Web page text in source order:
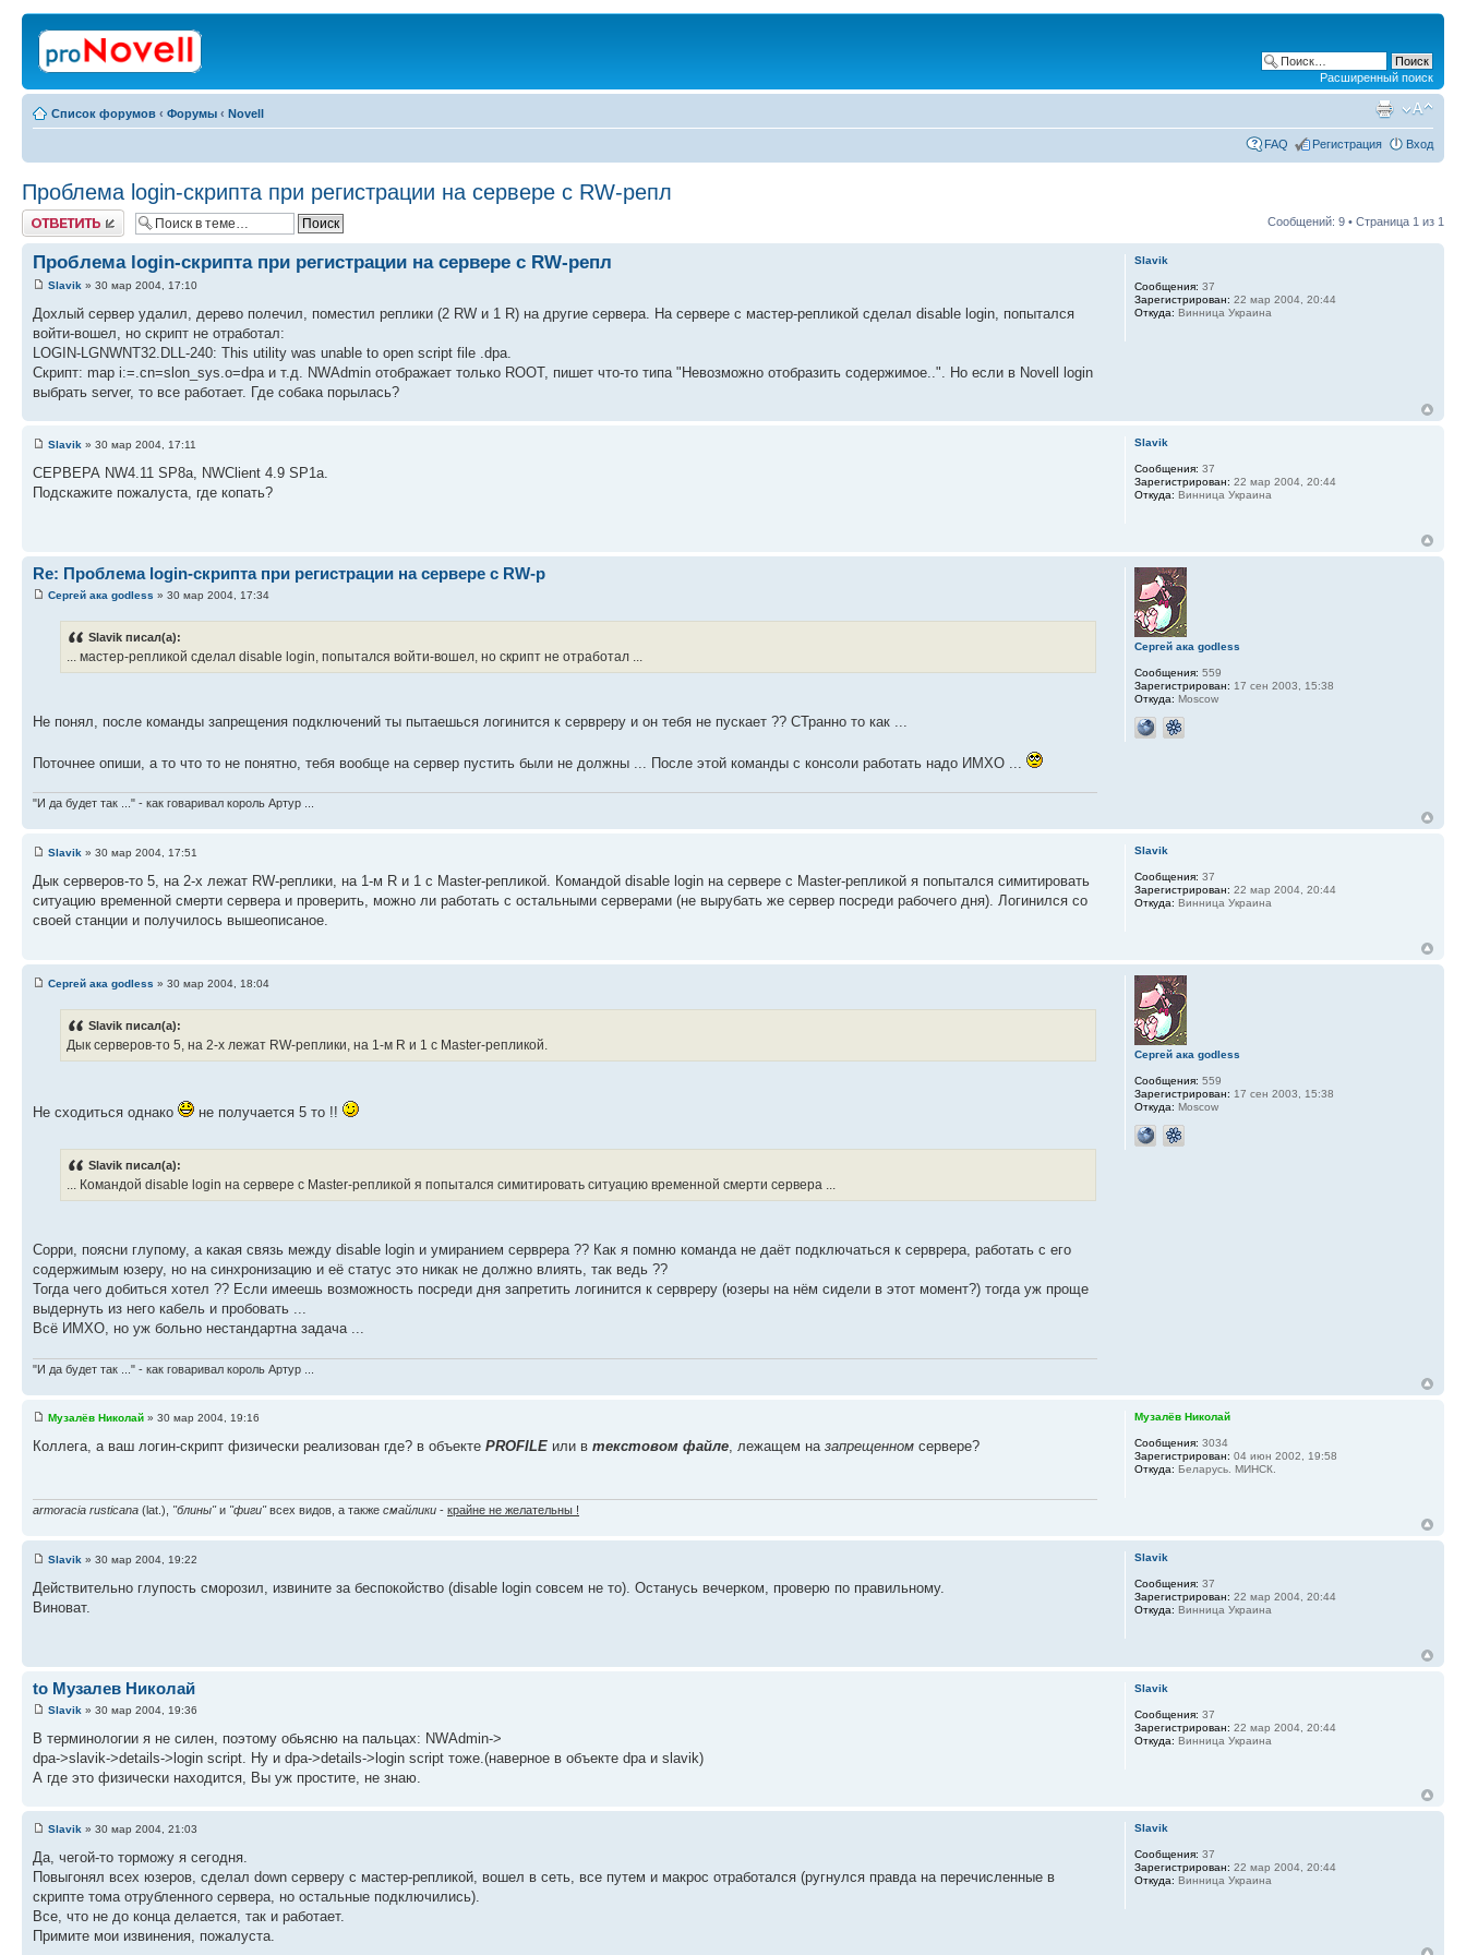
Расширенный поиск
Список форумов ‹ Форумы ‹ Novell
FAQ Регистрация Вход
Проблема login-скрипта при регистрации на сервере с RW-репл
Ответить Сообщений: 9 • Страница 1 из 1
Проблема login-скрипта при регистрации на сервере с RW-репл
Slavik » 30 мар 2004, 17:10
Дохлый сервер удалил, дерево полечил, поместил реплики (2 RW и 1 R) на другие сервера. На сервере с мастер-репликой сделал disable login, попытался
войти-вошел, но скрипт не отработал:
LOGIN-LGNWNT32.DLL-240: This utility was unable to open script file .dpa.
Скрипт: map i:=.cn=slon_sys.o=dpa и т.д. NWAdmin отображает только ROOT, пишет что-то типа "Невозможно отобразить содержимое..". Но если в Novell login
выбрать server, то все работает. Где собака порылась?
Slavik
Сообщения: 37
Зарегистрирован: 22 мар 2004, 20:44
Откуда: Винница Украина
Slavik » 30 мар 2004, 17:11
СЕРВЕРА NW4.11 SP8a, NWClient 4.9 SP1a.
Подскажите пожалуста, где копать?
Slavik
Сообщения: 37
Зарегистрирован: 22 мар 2004, 20:44
Откуда: Винница Украина
Re: Проблема login-скрипта при регистрации на сервере с RW-р
Сергей ака godless » 30 мар 2004, 17:34
Slavik писал(а):
... мастер-репликой сделал disable login, попытался войти-вошел, но скрипт не отработал ...
Не понял, после команды запрещения подключений ты пытаешься логинится к сервреру и он тебя не пускает ?? СТранно то как ...
Поточнее опиши, а то что то не понятно, тебя вообще на сервер пустить были не должны ... После этой команды с консоли работать надо ИМХО ...
"И да будет так ..." - как говаривал король Артур ...
Сергей ака godless
Сообщения: 559
Зарегистрирован: 17 сен 2003, 15:38
Откуда: Moscow
Slavik » 30 мар 2004, 17:51
Дык серверов-то 5, на 2-х лежат RW-реплики, на 1-м R и 1 с Mаster-репликой. Командой disable login на сервере с Mаster-репликой я попытался симитировать
ситуацию временной смерти сервера и проверить, можно ли работать с остальными серверами (не вырубать же сервер посреди рабочего дня). Логинился со
своей станции и получилось вышеописаное.
Slavik
Сообщения: 37
Зарегистрирован: 22 мар 2004, 20:44
Откуда: Винница Украина
Сергей ака godless » 30 мар 2004, 18:04
Slavik писал(а):
Дык серверов-то 5, на 2-х лежат RW-реплики, на 1-м R и 1 с Mаster-репликой.
Не сходиться однако не получается 5 то !!
Slavik писал(а):
... Командой disable login на сервере с Mаster-репликой я попытался симитировать ситуацию временной смерти сервера ...
Сорри, поясни глупому, а какая связь между disable login и умиранием серврера ?? Как я помню команда не даёт подключаться к серврера, работать с его
содержимым юзеру, но на синхронизацию и её статус это никак не должно влиять, так ведь ??
Тогда чего добиться хотел ?? Если имеешь возможность посреди дня запретить логинится к сервреру (юзеры на нём сидели в этот момент?) тогда уж проще
выдернуть из него кабель и пробовать ...
Всё ИМХО, но уж больно нестандартна задача ...
"И да будет так ..." - как говаривал король Артур ...
Сергей ака godless
Сообщения: 559
Зарегистрирован: 17 сен 2003, 15:38
Откуда: Moscow
Музалёв Николай » 30 мар 2004, 19:16
Коллега, а ваш логин-скрипт физически реализован где? в объекте PROFILE или в текстовом файле, лежащем на запрещенном сервере?
armoracia rusticana (lat.), "блины"и "фиги"всех видов, а также смайлики - крайне не желательны !
Музалёв Николай
Сообщения: 3034
Зарегистрирован: 04 июн 2002, 19:58
Откуда: Беларусь. МИНСК.
Slavik » 30 мар 2004, 19:22
Действительно глупость сморозил, извините за беспокойство (disable login совсем не то). Останусь вечерком, проверю по правильному.
Виноват.
Slavik
Сообщения: 37
Зарегистрирован: 22 мар 2004, 20:44
Откуда: Винница Украина
to Музалев Николай
Slavik » 30 мар 2004, 19:36
В терминологии я не силен, поэтому обьясню на пальцах: NWAdmin->
dpa->slavik->details->login script. Ну и dpa->details->login script тоже.(наверное в объекте dpa и slavik)
А где это физически находится, Вы уж простите, не знаю.
Slavik
Сообщения: 37
Зарегистрирован: 22 мар 2004, 20:44
Откуда: Винница Украина
Slavik » 30 мар 2004, 21:03
Да, чегой-то торможу я сегодня.
Повыгонял всех юзеров, сделал down серверу с мастер-репликой, вошел в сеть, все путем и макрос отработался (ругнулся правда на перечисленные в
скрипте тома отрубленного сервера, но остальные подключились).
Все, что не до конца делается, так и работает.
Примите мои извинения, пожалуста.
Slavik
Сообщения: 37
Зарегистрирован: 22 мар 2004, 20:44
Откуда: Винница Украина